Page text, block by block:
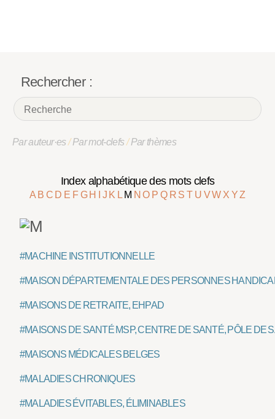
Rechercher :
Par auteur·es/Par mot-clefs/Par thèmes
Index alphabétique des mots clefs
A B C D E F G H J K L M NO P Q R ST U VW X YZ
#MACHINE INSTITUTIONNELLE
#MAISON DÉPARTEMENTALE DES PERSONNES
#MAISONS DE RETRAITE, EHPAD
#MAISONS DE SANTÉ MSP, CENTRE DE SANTÉ, PÔLE DE
#MAISONS MÉDICALES BELGES
#MALADIES CHRONIQUES
#MALADIES ÉVITABLES, ÉLIMINABLES